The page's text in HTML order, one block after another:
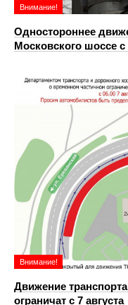
Внимание!
Одностороннее
Московского шоссе с
Внимание!
Движение
ограничат с 7 августа